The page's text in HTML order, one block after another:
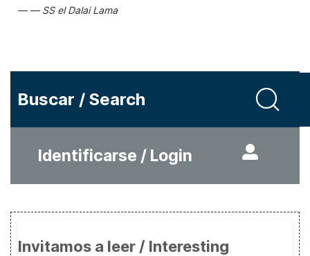
SS el Dalai Lama
Buscar / Search
Identificarse / Login
Invitamos a leer / Interesting